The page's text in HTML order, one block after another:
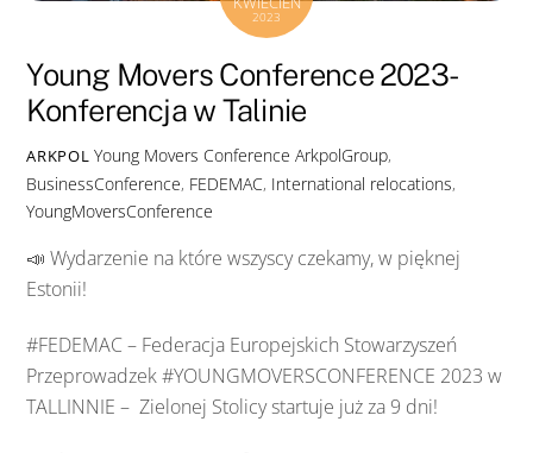
2023
Young Movers Conference 2023-
Konferencja w Talinie
ARKPOL Young Movers Conference ArkpolGroup,
BusinessConference, FEDEMAC, International relocations,
YoungMoversConference
📣 Wydarzenie na które wszyscy czekamy, w pięknej
Estonii!
#FEDEMAC – Federacja Europejskich Stowarzyszeń
Przeprowadzek #YOUNGMOVERSCONFERENCE 2023 w
TALLINNIE – Zielonej Stolicy startuje już za 9 dni!